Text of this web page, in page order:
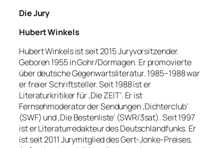
Die Jury
Hubert Winkels
Hubert Winkels ist seit 2015 Juryvorsitzender.
Geboren 1955 in Gohr/Dormagen. Er promovierte
über deutsche Gegenwartsliteratur. 1985–1988 war
er freier Schriftsteller. Seit 1988 ist er
Literaturkritiker für ‚Die ZEIT‘. Er ist
Fernsehmoderator der Sendungen ‚Dichterclub‘
(SWF) und ‚Die Bestenliste‘ (SWR/3sat). Seit 1997
ist er Literaturredakteur des Deutschlandfunks. Er
ist seit 2011 Jurymitglied des Gert-Jonke-Preises.